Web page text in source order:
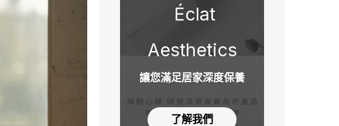
Éclat
Aesthetics
讓您滿足居家深度保養
了解我們